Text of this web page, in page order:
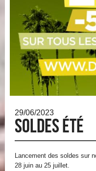
29/06/2023
SOLDES ÉTÉ
Lancement des soldes sur
28 juin au 25 juillet.